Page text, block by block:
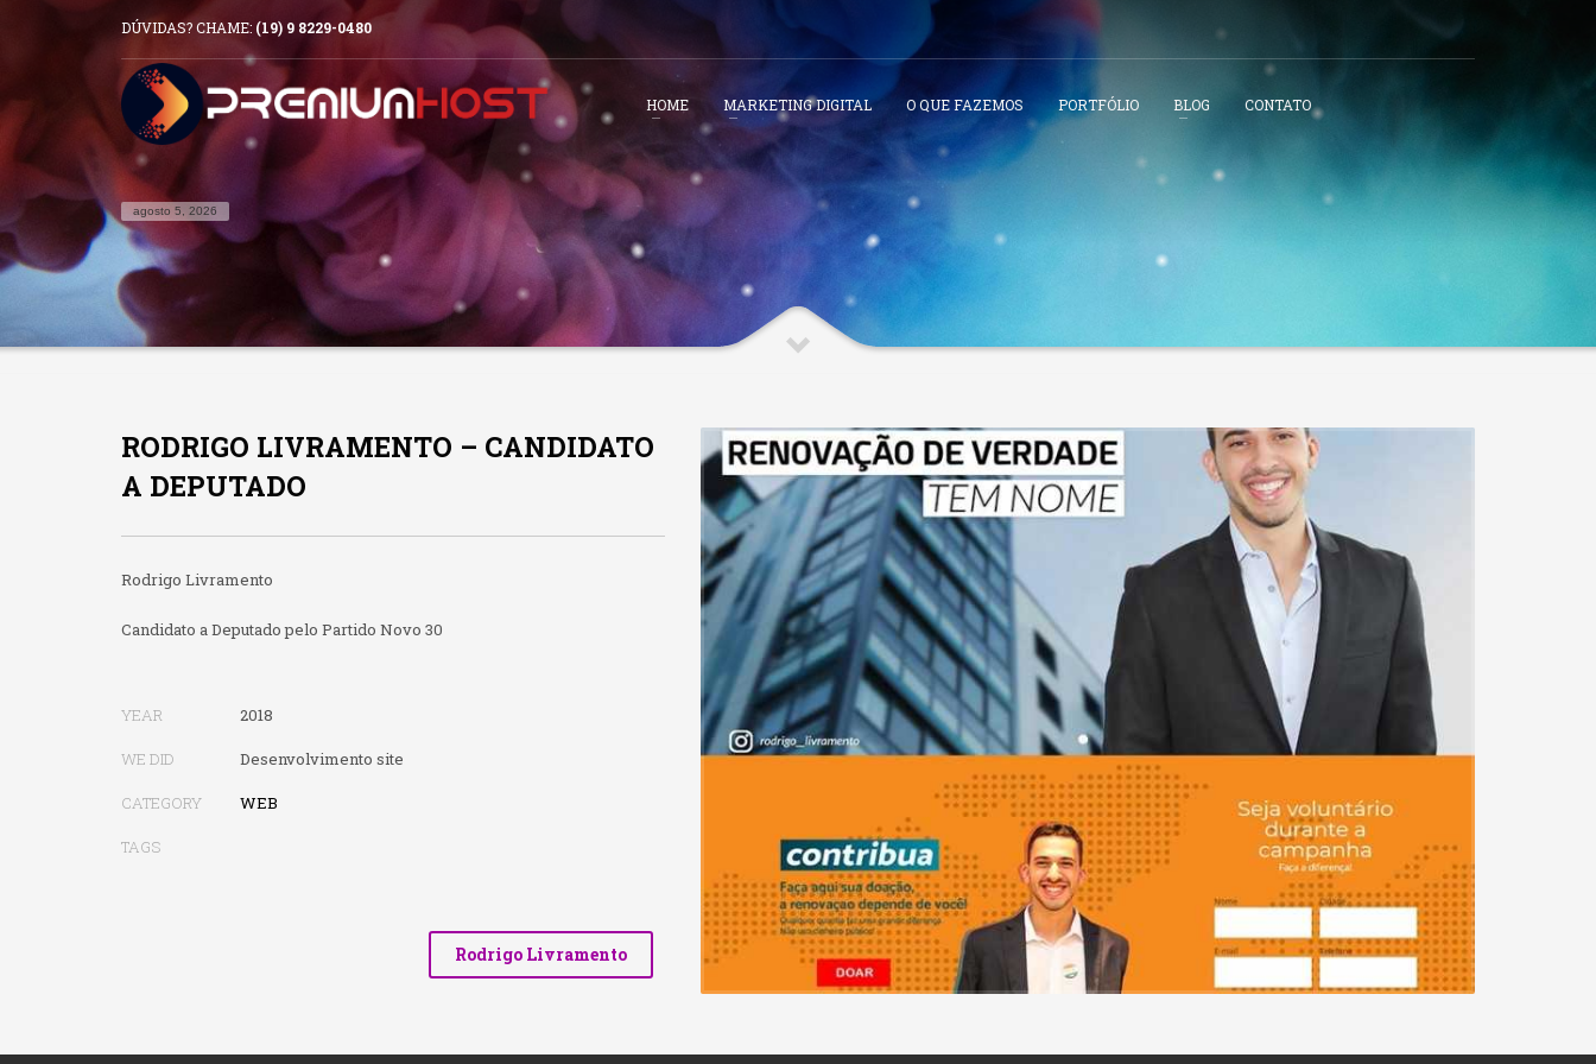
DÚVIDAS? CHAME: (19) 9 8229-0480
HOME MARKETING DIGITAL O QUE FAZEMOS PORTFÓLIO BLOG CONTATO
agosto 5, 2026
RODRIGO LIVRAMENTO – CANDIDATO
A DEPUTADO
Rodrigo Livramento
Candidato a Deputado pelo Partido Novo 30
YEAR 2018
WE DID Desenvolvimento site
CATEGORY WEB
TAGS
Rodrigo Livramento